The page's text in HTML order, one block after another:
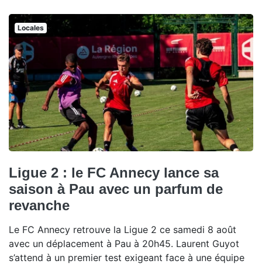
Locales
Ligue 2 : le FC Annecy lance sa
saison à Pau avec un parfum de
revanche
Le FC Annecy retrouve la Ligue 2 ce samedi 8 août
avec un déplacement à Pau à 20h45. Laurent Guyot
s’attend à un premier test exigeant face à une équipe